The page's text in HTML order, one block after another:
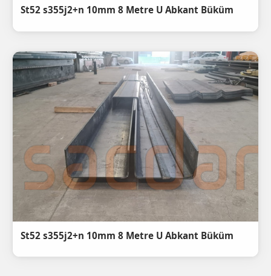
St52 s355j2+n 10mm 8 Metre U Abkant Büküm
St52 s355j2+n 10mm 8 Metre U Abkant Büküm